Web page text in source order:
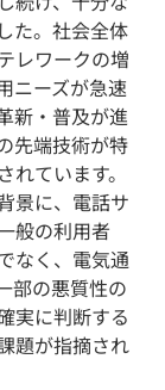
た。社会全体
レワークの増
ニーズが急速
新・普及が進
先端技術が特
ています。
景に、電話サ
般の利用者
なく、電気通
部の悪質性の
実に判断する
題が指摘され